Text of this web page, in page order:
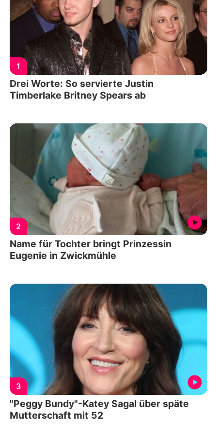
1
Drei Worte: So servierte Justin
Timberlake Britney Spears ab
2
Name für Tochter bringt Prinzessin
Eugenie in Zwickmühle
3
"Peggy Bundy"-Katey Sagal über späte
Mutterschaft mit 52